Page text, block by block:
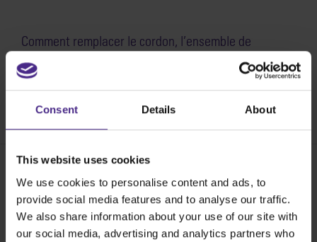
Consent Details About
This website uses cookies
We use cookies to personalise content and ads, to
provide social media features and to analyse our traffic.
We also share information about your use of our site with
our social media, advertising and analytics partners who
Comment remplacer le cordon, l’ensemble de
commutation et l’anneau de fixation sur toutes les
machines Excalibur >
SKU:SE01-014
Share: